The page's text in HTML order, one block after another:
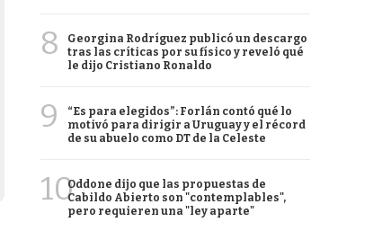
8
Georgina Rodríguez publicó un descargo
tras las críticas por su físico y reveló qué
le dijo Cristiano Ronaldo
9
“Es para elegidos”: Forlán contó qué lo
motivó para dirigir a Uruguay y el récord
de su abuelo como DT de la Celeste
10Oddone dijo que las propuestas de
Cabildo Abierto son "contemplables",
pero requieren una "ley aparte"